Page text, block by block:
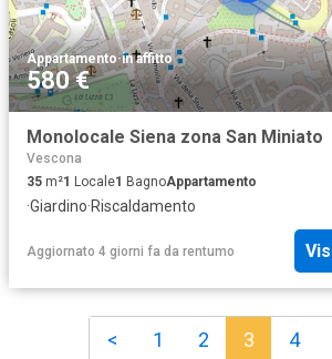
Appartamento·in affitto
580 €
Monolocale Siena zona San Miniato
Vescona
35 m²1 Locale1 BagnoAppartamento
·Giardino·Riscaldamento
Aggiornato 4 giorni fa da rentumo
< 1 2 3 4